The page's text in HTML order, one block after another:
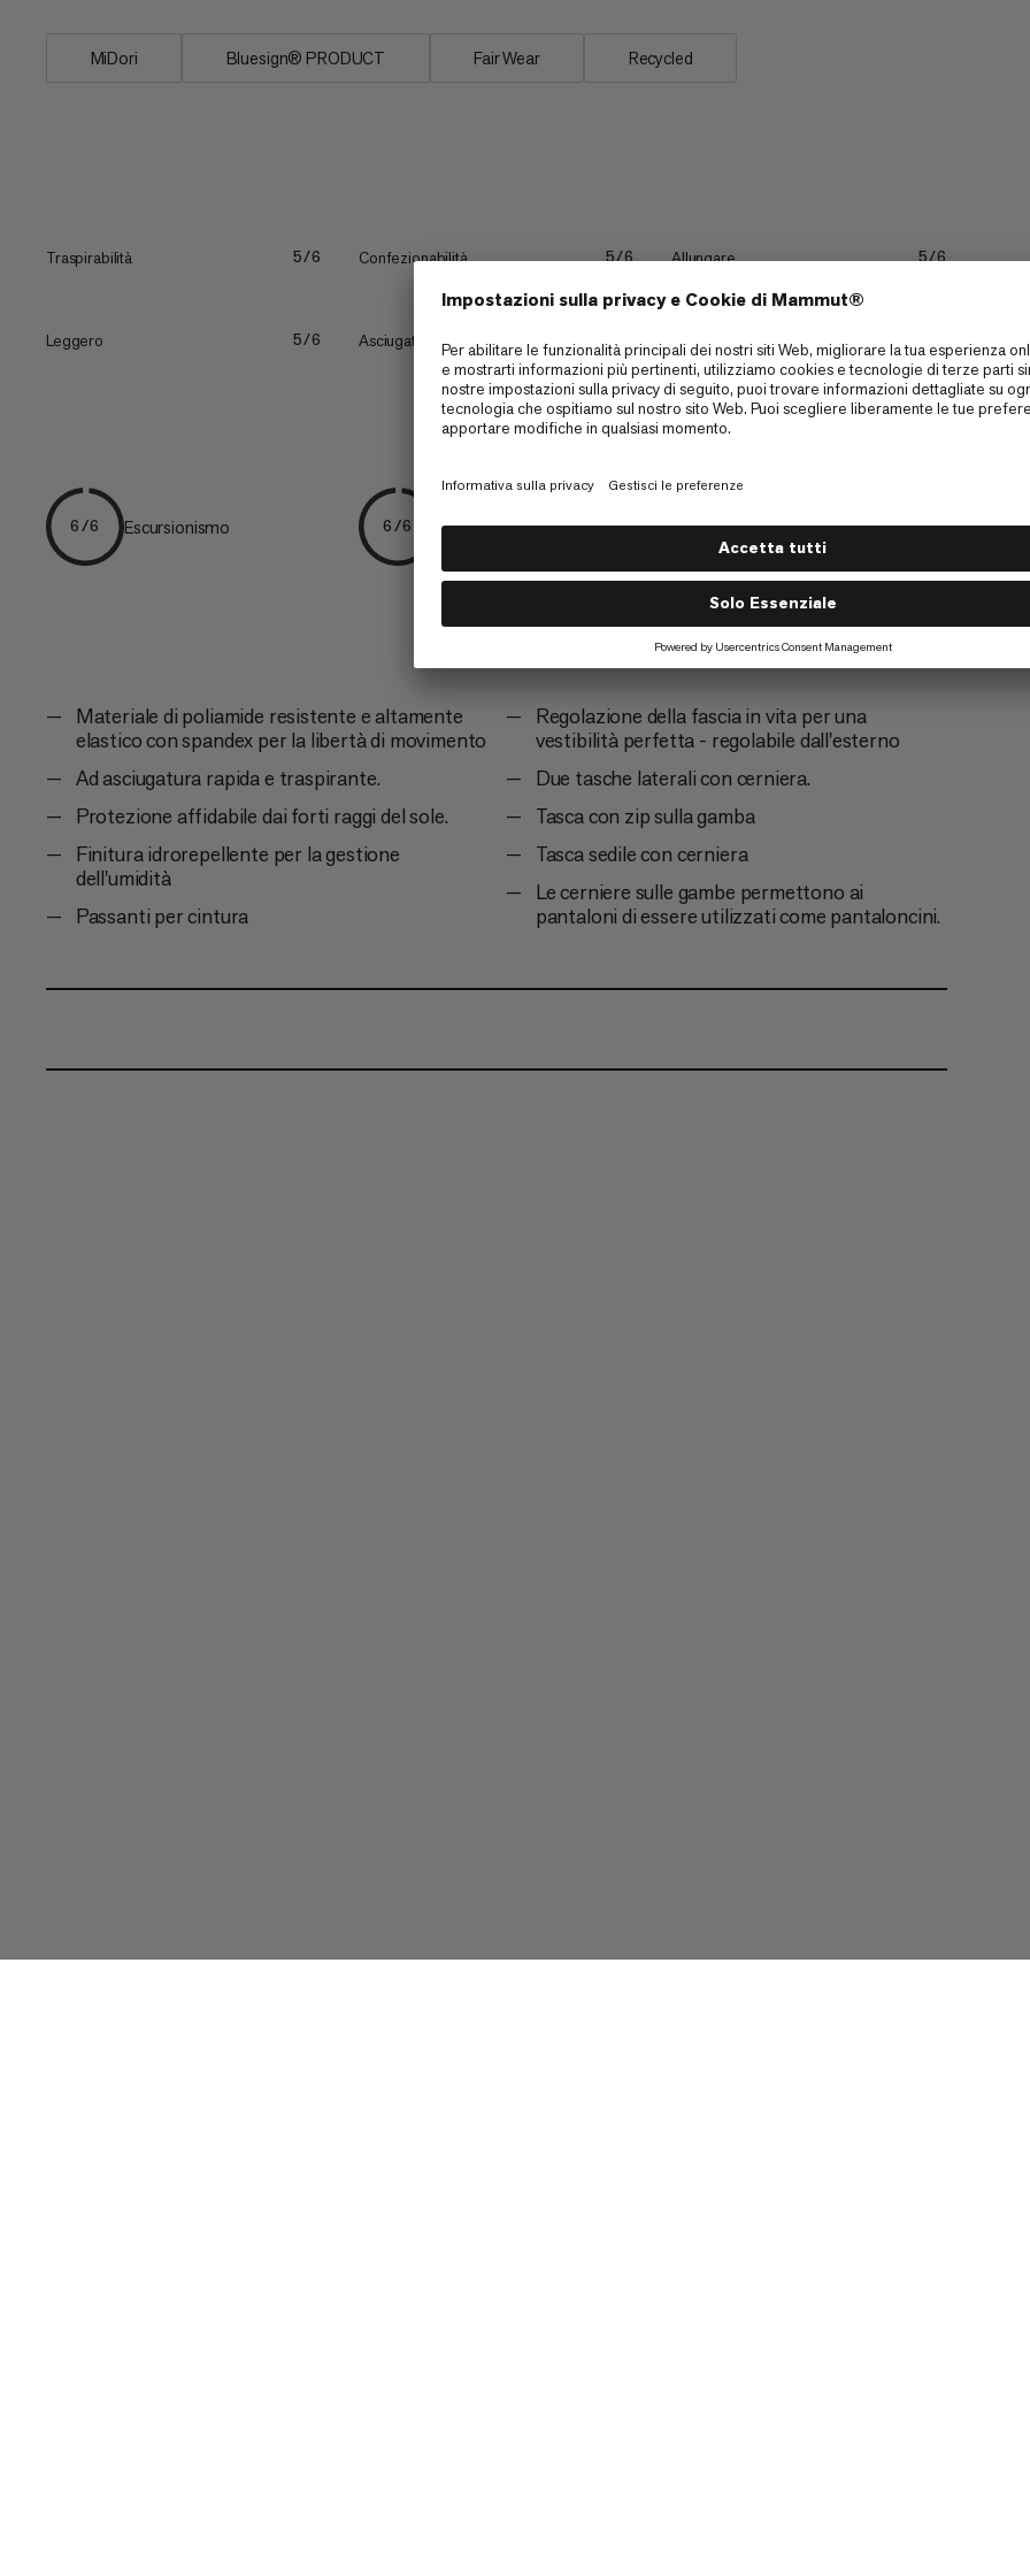
MiDori Bluesign® PRODUCT Fair Wear Recycled
Traspirabilità 5/6 Confezionabilità 5/6 Allungare 5/6
Leggero 5/6 Asciugatura rapida 5/6 Resistenza
6/6 Escursionismo 6/6 Escursionismo
Materiale di poliamide resistente e altamente
elastico con spandex per la libertà di movimento
Ad asciugatura rapida e traspirante.
Protezione affidabile dai forti raggi del sole.
Finitura idrorepellente per la gestione
dell'umidità
Passanti per cintura
Regolazione della fascia in vita per una
vestibilità perfetta - regolabile dall'esterno
Due tasche laterali con cerniera.
Tasca con zip sulla gamba
Tasca sedile con cerniera
Le cerniere sulle gambe permettono ai
pantaloni di essere utilizzati come pantaloncini.